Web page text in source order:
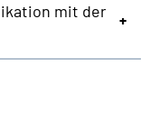
mit der